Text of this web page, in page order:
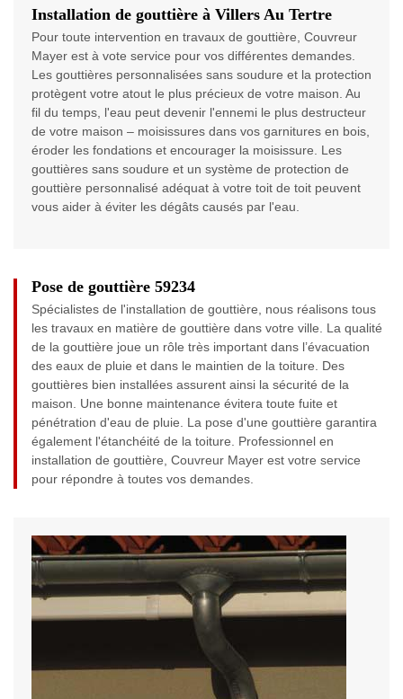
Installation de gouttière à Villers Au Tertre
Pour toute intervention en travaux de gouttière, Couvreur
Mayer est à vote service pour vos différentes demandes.
Les gouttières personnalisées sans soudure et la protection
protègent votre atout le plus précieux de votre maison. Au
fil du temps, l'eau peut devenir l'ennemi le plus destructeur
de votre maison – moisissures dans vos garnitures en bois,
éroder les fondations et encourager la moisissure. Les
gouttières sans soudure et un système de protection de
gouttière personnalisé adéquat à votre toit de toit peuvent
vous aider à éviter les dégâts causés par l'eau.
Pose de gouttière 59234
Spécialistes de l'installation de gouttière, nous réalisons tous
les travaux en matière de gouttière dans votre ville. La qualité
de la gouttière joue un rôle très important dans l’évacuation
des eaux de pluie et dans le maintien de la toiture. Des
gouttières bien installées assurent ainsi la sécurité de la
maison. Une bonne maintenance évitera toute fuite et
pénétration d'eau de pluie. La pose d'une gouttière garantira
également l'étanchéité de la toiture. Professionnel en
installation de gouttière, Couvreur Mayer est votre service
pour répondre à toutes vos demandes.